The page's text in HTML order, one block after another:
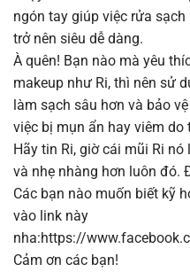
ngón tay giúp việc rửa
trở nên siêu dễ dàng.
À quên! Bạn nào mà yêu
makeup như Ri, thì nên sử
làm sạch sâu hơn và bảo
việc bị mụn ẩn hay viêm
Hãy tin Ri, giờ cái mũi Ri
và nhẹ nhàng hơn luôn đó.
Các bạn nào muốn biết kỹ
vào link này
nha:https://
Cảm ơn các bạn!